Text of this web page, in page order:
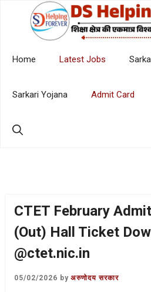
Home Latest Jobs
Sarkari Yojana Admit Card
CTET February
(Out) Hall Ticket
@ctet.nic.in
05/02/2026 byअरुणोदय सरकार